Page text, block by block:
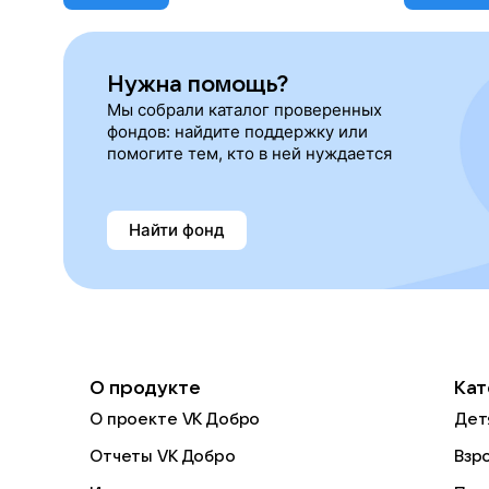
Нужна помощь?
Мы собрали каталог проверенных
фондов: найдите поддержку или
помогите тем, кто в ней нуждается
Найти фонд
О продукте
О проекте VK Добро
Отчеты VK Добро